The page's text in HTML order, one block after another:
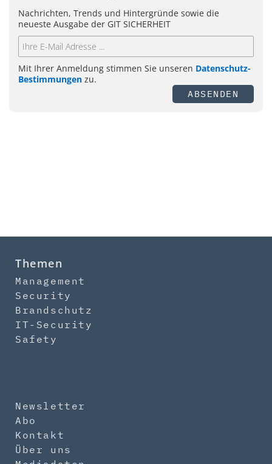
Nachrichten, Trends und Hintergründe sowie die
neueste Ausgabe der GIT SICHERHEIT
Mit Ihrer Anmeldung stimmen Sie unseren Datenschutz-
Bestimmungen zu.
ABSENDEN
Themen
Management
Security
Brandschutz
IT-Security
Safety
Newsletter
Abo
Kontakt
Über uns